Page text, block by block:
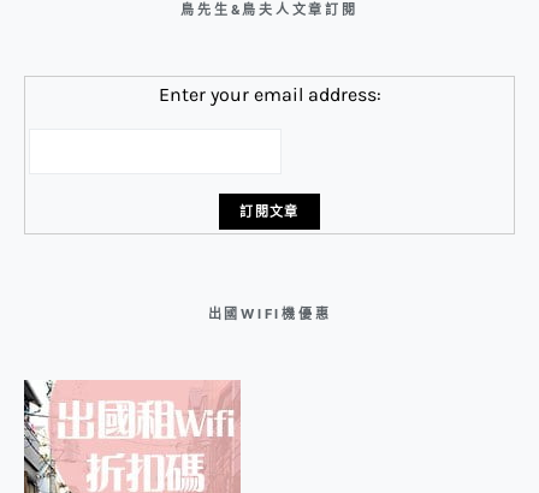
鳥先生&鳥夫人文章訂閱
Enter your email address:
出國WIFI機優惠